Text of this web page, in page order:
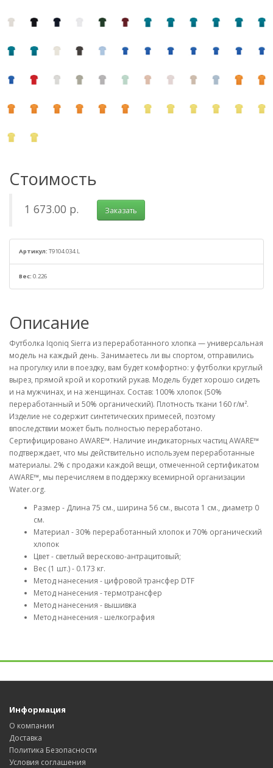
Стоимость
1 673.00 р. Заказать
Артикул: T9104.034.L
Вес: 0.226
Описание
Футболка Iqoniq Sierra из переработанного хлопка — универсальная
модель на каждый день. Занимаетесь ли вы спортом, отправились
на прогулку или в поездку, вам будет комфортно: у футболки круглый
вырез, прямой крой и короткий рукав. Модель будет хорошо сидеть
и на мужчинах, и на женщинах. Состав: 100% хлопок (50%
переработанный и 50% органический). Плотность ткани 160 г/м².
Изделие не содержит синтетических примесей, поэтому
впоследствии может быть полностью переработано.
Сертифицировано AWARE™. Наличие индикаторных частиц AWARE™
подтверждает, что мы действительно используем переработанные
материалы. 2% с продажи каждой вещи, отмеченной сертификатом
AWARE™, мы перечисляем в поддержку всемирной организации
Water.org.
Размер - Длина 75 см., ширина 56 см., высота 1 см., диаметр 0
см.
Материал - 30% переработанный хлопок и 70% органический
хлопок
Цвет - светлый вересково-антрацитовый;
Вес (1 шт.) - 0.173 кг.
Метод нанесения - цифровой трансфер DTF
Метод нанесения - термотрансфер
Метод нанесения - вышивка
Метод нанесения - шелкография
Информация
О компании
Доставка
Политика Безопасности
Условия соглашения